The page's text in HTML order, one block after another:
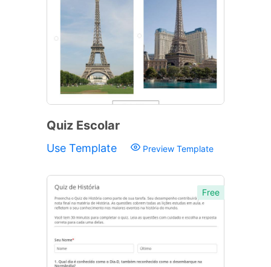
Quiz Escolar
Use Template Preview Template
Free